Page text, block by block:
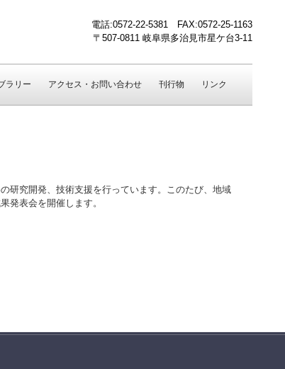
電話:0572-22-5381 FAX:0572-25-1163
〒507-0811 岐阜県多治見市星ケ台3-11
ラリー アクセス・お問い合わせ 刊行物 リンク
研究開発、技術支援を行っています。このたび、地域
発表会を開催します。